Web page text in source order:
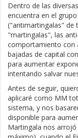
Dentro de las
encuentra en el
("antimartingalas" de
"martingalas", las
comportamiento con
bajadas de capital
para aumentar
intentando salvar
Antes de seguir,
aplicaré como MM
sistema, y nos
disponible para
Martingala nos